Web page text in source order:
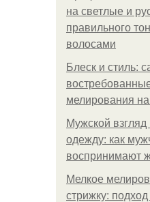
на светлые и
правильного
волосами
Блеск и стиль:
мелирования
Мужской
одежду: как
воспринимают
Мелкое
стрижку: подход